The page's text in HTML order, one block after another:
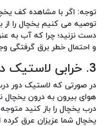
توجه: اگر با مشاهده کف
توصیه می کنیم یخچال را
دست نزنید؛ چرا که آب به
و احتمال خطر برق گرفتگی
3. خرابی لاستیک دور درب یخچال
در صورتی که لاستیک دور
هوای بیرون به درون یخچال
درب یخچال را باز کنید
یخچال شما عزیزان عرق